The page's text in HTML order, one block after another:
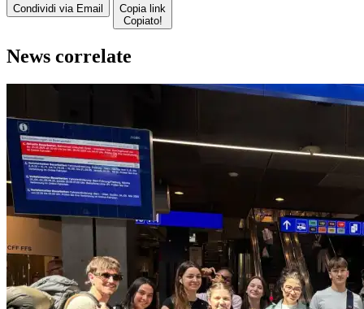
Condividi via Email
Copia link
Copiato!
News correlate